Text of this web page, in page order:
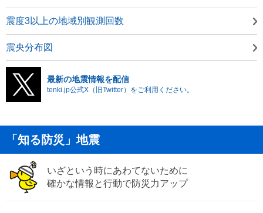
震度3以上の地域別観測回数
震央分布図
最新の地震情報を配信
tenki.jp公式X（旧Twitter）をご利用ください。
「知る防災」地震
いざという時にあわてないために
確かな情報と行動で防災力アップ